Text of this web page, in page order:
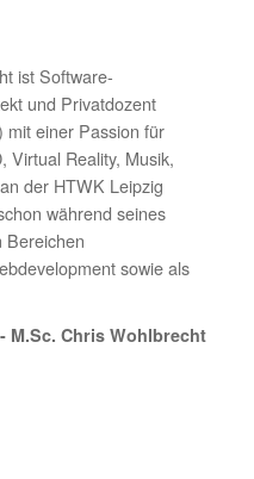
ist Software-
und Privatdozent
mit einer Passion für
Virtual Reality, Musik,
der HTWK Leipzig
während seines
Bereichen
sowie als
- M.Sc. Chris Wohlbrecht